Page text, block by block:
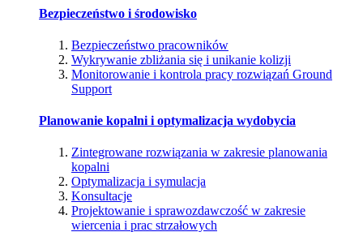
Bezpieczeństwo i środowisko
Bezpieczeństwo pracowników
Wykrywanie zbliżania się i unikanie kolizji
Monitorowanie i kontrola pracy rozwiązań Ground
Support
Planowanie kopalni i optymalizacja wydobycia
Zintegrowane rozwiązania w zakresie planowania
kopalni
Optymalizacja i symulacja
Konsultacje
Projektowanie i sprawozdawczość w zakresie
wiercenia i prac strzałowych